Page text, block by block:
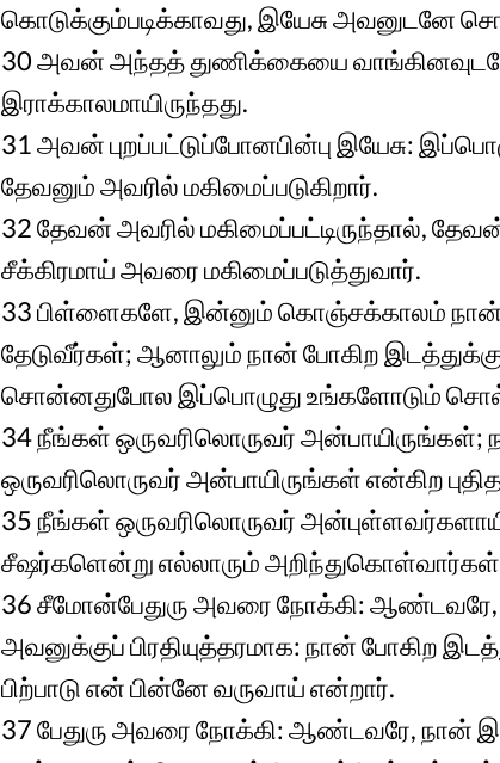
கொடுக்கும்படிக்காவது, இயேசு அவனுடனே
30அவன் அந்தத் துணிக்கையை
இராக்காலமாயிருந்தது.
31அவன் புறப்பட்டுப்போனபின்பு இயேசு:
தேவனும் அவரில் மகிமைப்படுகிறார்.
32தேவன் அவரில் மகிமைப்பட்டிருந்தால்,
சீக்கிரமாய் அவரை மகிமைப்படுத்துவார்.
33பிள்ளைகளே, இன்னும் கொஞ்சக்காலம்
தேடுவீர்கள்; ஆனாலும் நான் போகிற
சொன்னதுபோல இப்பொழுது உங்களோடும்
34நீங்கள் ஒருவரிலொருவர் அன்பாயிருங்கள்;
ஒருவரிலொருவர் அன்பாயிருங்கள் என்கிற
35நீங்கள் ஒருவரிலொருவர்
சீஷர்களென்று எல்லாரும்
36சீமோன்பேதுரு அவரை நோக்கி: ஆண்டவரே,
அவனுக்குப் பிரதியுத்தரமாக: நான் போகிற
பிற்பாடு என் பின்னே வருவாய் என்றார்.
37பேதுரு அவரை நோக்கி: ஆண்டவரே, நான்